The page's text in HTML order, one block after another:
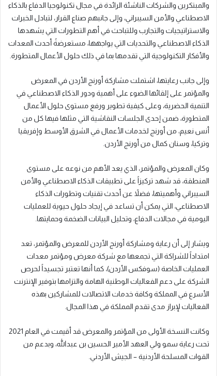
والمبتكرين والشركات الناشئة الرائدة في مجال تكنولوجيا الدفاع بالذكاء
الاصطناعي والأمن السيبراني، وإلى جانبهم صناع القرار، لتبادل الخبرات
والاستراتيجيات والتجارب وللتباحث في أهم التطورات التي يشهدها
الذكاء الاصطناعي والتحديات التي يواجهها، مستعرضةً أحدث المعدات
والأفكار التكنولوجية التي تقدمها بما في ذلك حلول الأعمال المتطورة.
وإلى جانب رعايتها، اشتملت مشاركة أورنج الأردن في المعرض
والمؤتمر على إلقائها الضوء على أهمية ودور الذكاء الاصطناعي في
التنمية الحضرية، وعلى كيفية تطوير ورفع مستوى حلول الأعمال
المتطورة، ضمن إحدى الجلسات النقاشية التي مثلها فيها كل من
أنس نعيم، من أورنج لخدمات الأعمال في الشرق الأوسط وإفريقيا
وتركيا، وسنان كمال من أورنج الأردن.
وكان المعرض والمؤتمر، الذي يعد الأهم من نوعه على مستوى
المنطقة، قد شهد تركيزاً على تطبيقات الذكاء الاصطناعي والأمن
السيبراني وأهميتها، فضلاً عن أحدث تقنيات وتطورات الذكاء
الاصطناعي، التي يمكن أن تساعد في إيجاد حلول حيوية للعمليات
اليومية في مجالات الدفاع، وتحليل البيانات الضخمة وحمايتها.
ويشار إلى أن رعاية ومشاركة أورنج الأردن للمعرض والمؤتمر، تعد
امتداداً للشراكة التي تجمعها مع شركة معرض ومؤتمر معدات
العمليات الخاصة (سوفكس الأردن)، كما أنها تعتبر تجسيداً لحرص
الشركة على دعم الفعاليات الوطنية الهامة والتزامها بتوفير الإنترنت
الأسرع في المملكة وكافة خدمات الاتصالات للمشاركين بهذه
الفعاليات لإبراز مدى تقدم المملكة في هذا المجال.
وكانت النسخة الأولى من المؤتمر والمعرض قد أقيمت في العام 2021
تحت رعاية سمو ولي العهد الأمير الحسين بن عبدالله، وبدعم من
القوات المسلحة الأردنية – الجيش الأردني.